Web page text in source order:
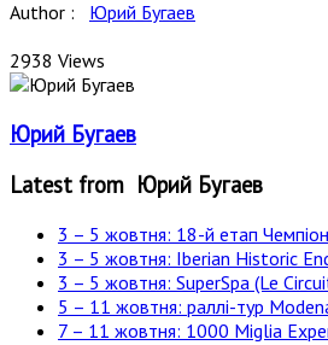
Author : Юрий Бугаев
2938 Views
Юрий Бугаев
Latest from Юрий Бугаев
3 – 5 жовтня: 18-й етап
3 – 5 жовтня: Iberian Historic
3 – 5 жовтня: SuperSpa (Le
5 – 11 жовтня: раллі-тур
7 – 11 жовтня: 1000 Miglia